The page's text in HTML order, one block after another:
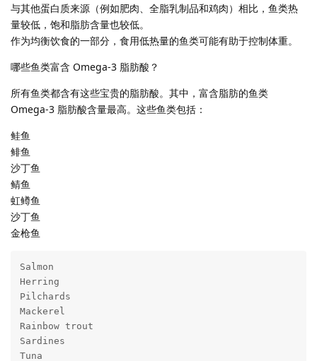
与其他蛋白质来源（例如肥肉、全脂乳制品和鸡肉）相比，鱼类热
量较低，饱和脂肪含量也较低。
作为均衡饮食的一部分，食用低热量的鱼类可能有助于控制体重。
哪些鱼类富含 Omega-3 脂肪酸？
所有鱼类都含有这些宝贵的脂肪酸。其中，富含脂肪的鱼类
Omega-3 脂肪酸含量最高。这些鱼类包括：
鲑鱼
鲱鱼
沙丁鱼
鲭鱼
虹鳟鱼
沙丁鱼
金枪鱼
Salmon
Herring
Pilchards
Mackerel
Rainbow trout
Sardines
Tuna